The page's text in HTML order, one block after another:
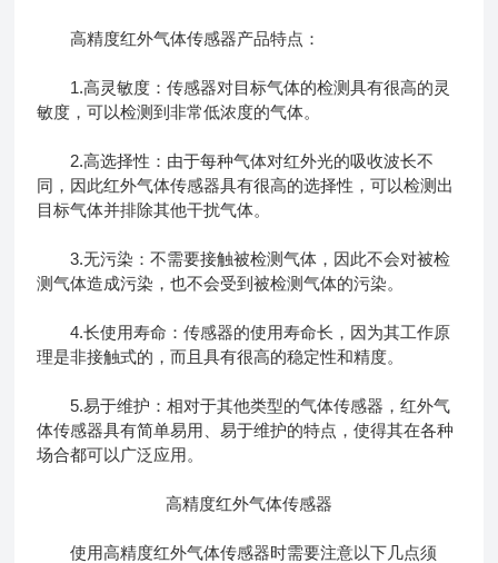
高精度红外气体传感器产品特点：
1.高灵敏度：传感器对目标气体的检测具有很高的灵
敏度，可以检测到非常低浓度的气体。
2.高选择性：由于每种气体对红外光的吸收波长不
同，因此红外气体传感器具有很高的选择性，可以检测出
目标气体并排除其他干扰气体。
3.无污染：不需要接触被检测气体，因此不会对被检
测气体造成污染，也不会受到被检测气体的污染。
4.长使用寿命：传感器的使用寿命长，因为其工作原
理是非接触式的，而且具有很高的稳定性和精度。
5.易于维护：相对于其他类型的气体传感器，红外气
体传感器具有简单易用、易于维护的特点，使得其在各种
场合都可以广泛应用。
高精度红外气体传感器
使用高精度红外气体传感器时需要注意以下几点须